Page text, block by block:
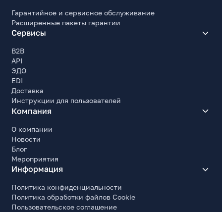
Гарантийное и сервисное обслуживание
Расширенные пакеты гарантии
Сервисы
B2B
API
ЭДО
EDI
Доставка
Инструкции для пользователей
Компания
О компании
Новости
Блог
Мероприятия
Информация
Политика конфиденциальности
Политика обработки файлов Cookie
Пользовательское соглашение